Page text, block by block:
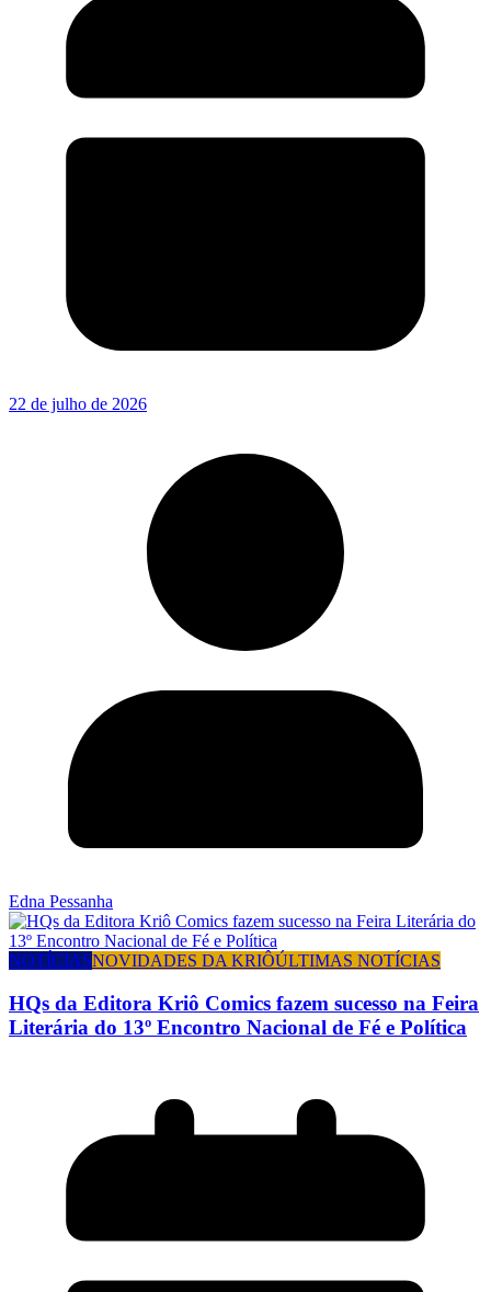
22 de julho de 2026
Edna Pessanha
NOTÍCIASNOVIDADES DA KRIÔÚLTIMAS NOTÍCIAS
HQs da Editora Kriô Comics fazem sucesso na Feira
Literária do 13º Encontro Nacional de Fé e Política